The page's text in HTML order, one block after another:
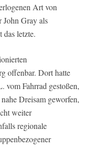
Art von
John Gray als
letzte.
offenbar. Dort hatte
vom Fahrrad gestoßen,
Dreisam geworfen,
weiter
regionale